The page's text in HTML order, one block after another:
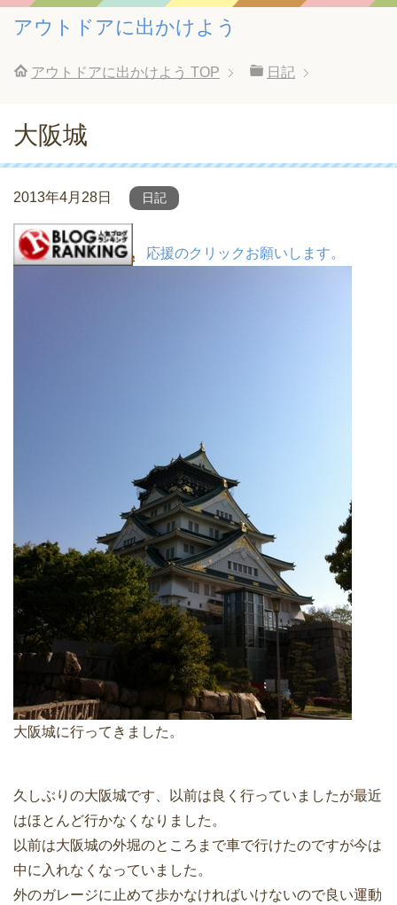
アウトドアに出かけよう
アウトドアに出かけよう TOP 日記
大阪城
2013年4月28日 日記
応援のクリックお願いします。
大阪城に行ってきました。
久しぶりの大阪城です、以前は良く行っていましたが最近
はほとんど行かなくなりました。
以前は大阪城の外堀のところまで車で行けたのですが今は
中に入れなくなっていました。
外のガレージに止めて歩かなければいけないので良い運動